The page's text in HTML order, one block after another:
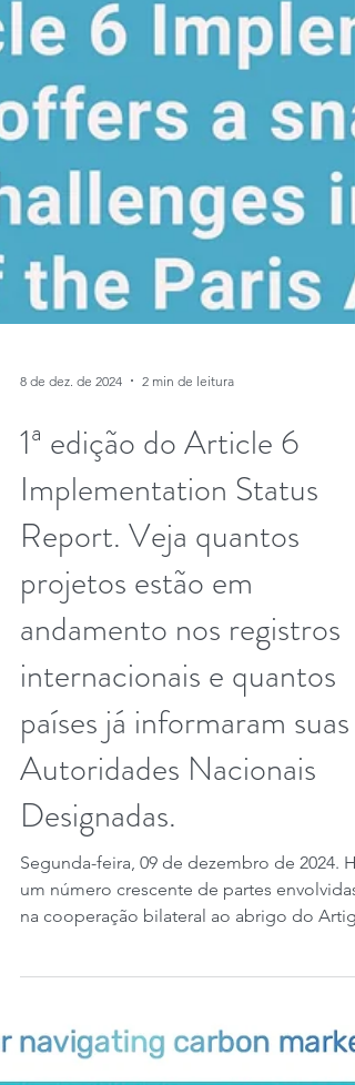
8 de dez. de 2024 2 min de leitura
1ª edição do Article 6
Implementation Status
Report. Veja quantos
projetos estão em
andamento nos registros
internacionais e quantos
países já informaram suas
Autoridades Nacionais
Designadas.
6 do...